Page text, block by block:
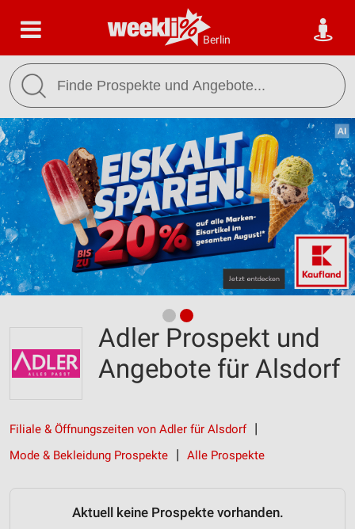
Berlin
Adler Prospekt und
Angebote für Alsdorf
Filiale & Öffnungszeiten von Adler für Alsdorf
Mode & Bekleidung Prospekte
Alle Prospekte
Aktuell keine Prospekte vorhanden.